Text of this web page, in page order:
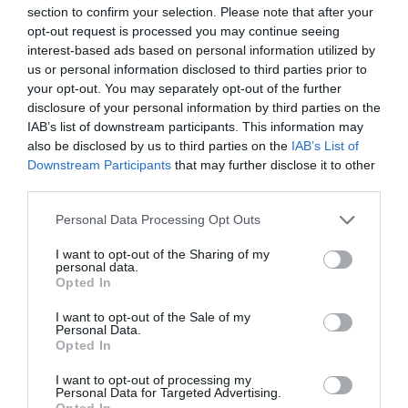
section to confirm your selection. Please note that after your
opt-out request is processed you may continue seeing
interest-based ads based on personal information utilized by
us or personal information disclosed to third parties prior to
your opt-out. You may separately opt-out of the further
disclosure of your personal information by third parties on the
IAB’s list of downstream participants. This information may
also be disclosed by us to third parties on the IAB’s List of
Downstream Participants that may further disclose it to other
Please note that this website/app uses one or more Google
not limited to your visit or usage behaviour. You may click to
grant or deny consent to Google and its third-party tags to
use your data for below specified purposes in below Google
consent section.
Personal Data Processing Opt Outs
I want to opt-out of the Sharing of my
personal data.
Opted In
I want to opt-out of the Sale of my
Personal Data.
Opted In
I want to opt-out of processing my
Personal Data for Targeted Advertising.
Βιταμίνη C(60 mg): Υποστηρίζει την παραγωγή και τη δραστηριότητα
των αντισωμάτων.
Βιταμίνη D3(0,025 mg): Θωρακίζει το ανοσοποιητικό από ιογενείς και
μικροβιακές λοιμώξεις.
Βιταμίνη Ε(6 mg): Προσφέρει ασπίδα προστασίας στις μεμβράνες των
κυττάρων ενισχύοντας περισσότερο το ανοσοποιητικό κυρίως των
ατόμων τρίτης ηλικίας.
στην καταπολέμηση της βρογχίτιδας και της στηθάγχης.
ΕΝΔΕΙΞΕΙΣ:
-Παθήσεις αναπνευστικού συστήματος , οφειλόμενες σε ιούς